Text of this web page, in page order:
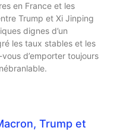
en France et les
Trump et Xi Jinping
dignes d’un
les taux stables et les
d’emporter toujours
Trump et